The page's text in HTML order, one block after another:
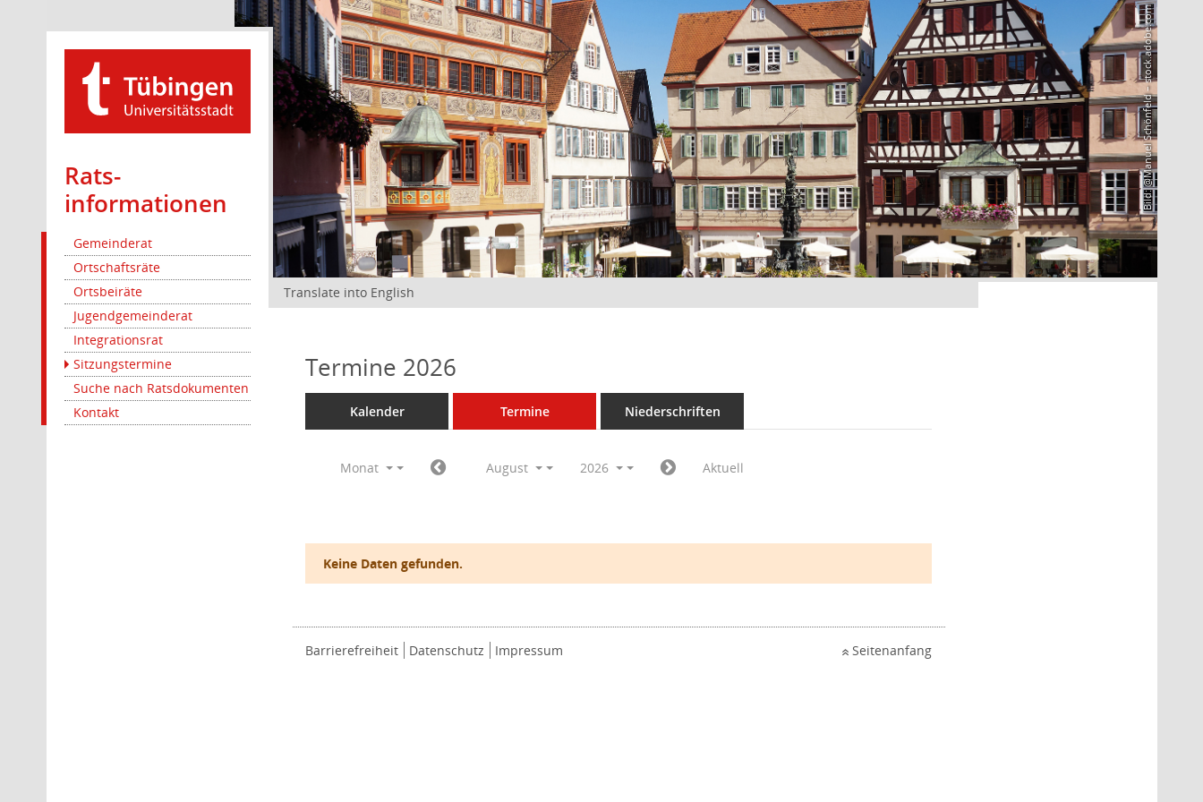
Rats­
informationen
Gemeinderat
Ortschaftsräte
Ortsbeiräte
Jugendgemeinderat
Integrationsrat
Sitzungstermine
Suche nach Ratsdokumenten
Kontakt
Bild: @Manuel Schönfeld – stock.adobe.com
Translate into English
Termine 2026
Kalender Termine Niederschriften
Monat August 2026 Aktuell
Keine Daten gefunden.
Barrierefreiheit Datenschutz Impressum Seitenanfang